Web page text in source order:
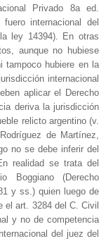
Privado 8a ed.
internacional del
ley 14394). En otras
aunque no hubiese
tampoco hubiere en la
internacional
aplicar el Derecho
deriva la jurisdicción
relicto argentino (v.
de Martínez,
no se debe inferir del
realidad se trata del
Boggiano (Derecho
y ss.) quien luego de
el art. 3284 del C. Civil
y no de competencia
del juez del